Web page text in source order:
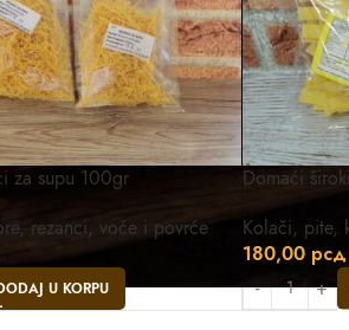
za supu 100gr
rezanci, voće i povrće
U KORPU
Domaći
Kolači, pite,
180,00 рсд